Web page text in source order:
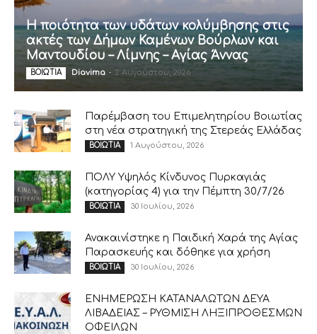
Η ποιότητα των υδάτων κολύμβησης στις
ακτές των Δήμων Καμένων Βούρλων και
Μαντουδίου – Λίμνης – Αγίας Άννας
ΒΟΙΩΤΙΑ Diavima - 2 Αυγούστου, 2026
Παρέμβαση του Επιμελητηρίου Βοιωτίας
στη νέα στρατηγική της Στερεάς Ελλάδας
ΒΟΙΩΤΙΑ 1 Αυγούστου, 2026
ΠΟΛΥ Υψηλός Κίνδυνος Πυρκαγιάς
(κατηγορίας 4) για την Πέμπτη 30/7/26
ΒΟΙΩΤΙΑ 30 Ιουλίου, 2026
Ανακαινίστηκε η Παιδική Χαρά της Αγίας
Παρασκευής και δόθηκε για χρήση
ΒΟΙΩΤΙΑ 30 Ιουλίου, 2026
ΕΝΗΜΕΡΩΣΗ ΚΑΤΑΝΑΛΩΤΩΝ ΔΕΥΑ
ΛΙΒΑΔΕΙΑΣ – ΡΥΘΜΙΣΗ ΛΗΞΙΠΡΟΘΕΣΜΩΝ
ΟΦΕΙΛΩΝ